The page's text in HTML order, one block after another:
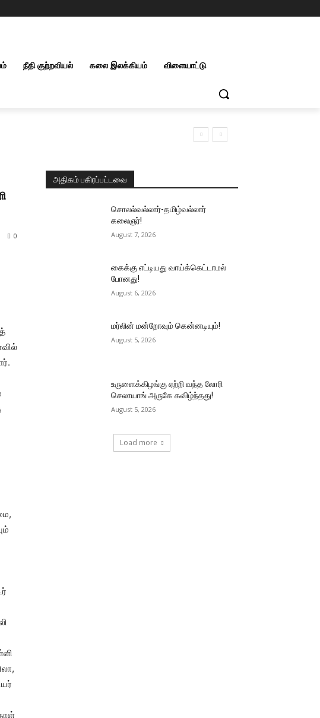
நீதி குற்றவியல் கலை இலக்கியம் விளையாட்டு
0
அதிகம் பகிரப்பட்டவை
சொலல்வல்லார்-தமிழ்வல்லார்
கலைஞர்!
August 7, 2026
கைக்கு எட்டியது வாய்க்கெட்டாமல்
போனது!
August 6, 2026
மர்லின் மன்றோவும் கென்னடியும்!
August 5, 2026
உருளைக்கிழங்கு ஏற்றி வந்த லோரி
செலாயாங் அருகே கவிழ்ந்தது!
August 5, 2026
Load more